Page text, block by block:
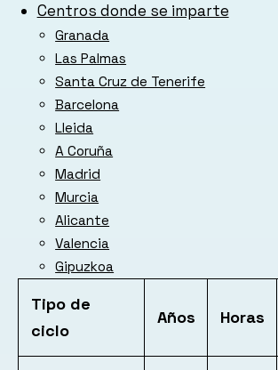
Centros donde se imparte
Granada
Las Palmas
Santa Cruz de Tenerife
Barcelona
Lleida
A Coruña
Madrid
Murcia
Alicante
Valencia
Gipuzkoa
Tipo de
ciclo
Años Horas